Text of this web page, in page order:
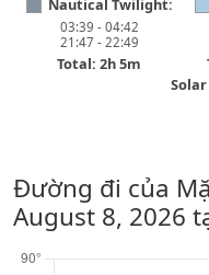
Nautical Twilight:
03:39 - 04:42
21:47 - 22:49
Total: 2h 5m
Đường đi của
August 8, 2026